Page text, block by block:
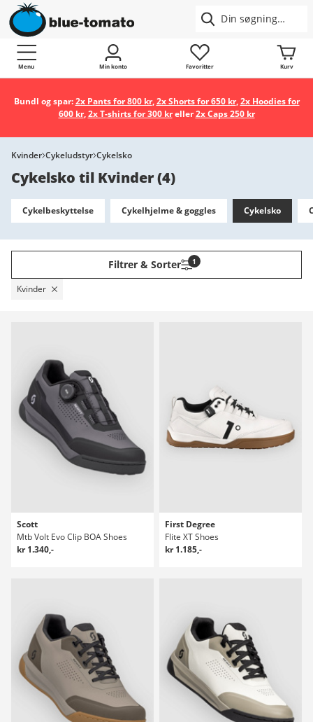
Menu Min konto Favoritter Kurv
Bundl og spar:2x Pants for 800 kr,2x Shorts for 650 kr,2x Hoodies for
600 kr,2x T-shirts for 300 kreller2x Caps 250 kr
Kvinder Cykeludstyr Cykelsko
Cykelsko til Kvinder(4)
Cykelbeskyttelse Cykelhjelme & goggles Cykelsko
Filtrer & Sorter 1
Kvinder
Scott
Mtb Volt Evo Clip BOA Shoes
kr 1.340,-
First Degree
Flite XT Shoes
kr 1.185,-